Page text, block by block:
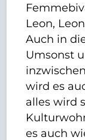
Leon,
Auch in
Umsonst
wird es
alles wird
es auch